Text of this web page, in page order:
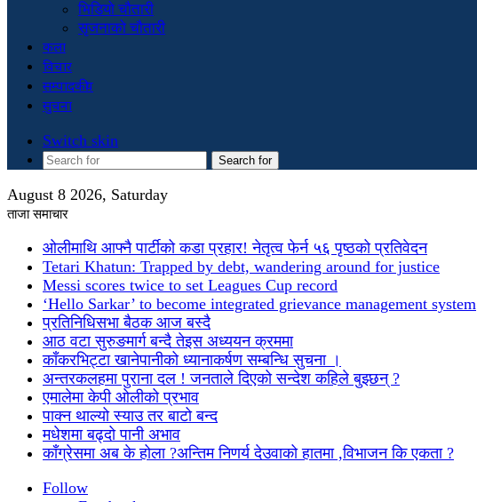
भिडियो चौतारी
सृजनाको चौतारी
कला
विचार
सम्पादकीय
सुचना
Switch skin
Search for
August 8 2026, Saturday
ताजा समाचार
ओलीमाथि आफ्नै पार्टीको कडा प्रहार! नेतृत्व फेर्न ५६ पृष्ठको प्रतिवेदन
Tetari Khatun: Trapped by debt, wandering around for justice
Messi scores twice to set Leagues Cup record
‘Hello Sarkar’ to become integrated grievance management system
प्रतिनिधिसभा बैठक आज बस्दै
आठ वटा सुरुङमार्ग बन्दै तेइस अध्ययन क्रममा
काँकरभिट्टा खानेपानीको ध्यानाकर्षण सम्बन्धि सुचना ।
अन्तरकलहमा पुराना दल ! जनताले दिएको सन्देश कहिले बुझ्छन् ?
एमालेमा केपी ओलीको प्रभाव
पाक्न थाल्यो स्याउ तर बाटो बन्द
मधेशमा बढ्दो पानी अभाव
काँग्रेसमा अब के होला ?अन्तिम निणर्य देउवाको हातमा ,विभाजन कि एकता ?
Follow